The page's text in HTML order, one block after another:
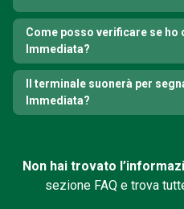
Come posso verificare se ho
Immediata?
Il terminale suonerà per
Immediata?
Non hai trovato
sezione FAQ e trova